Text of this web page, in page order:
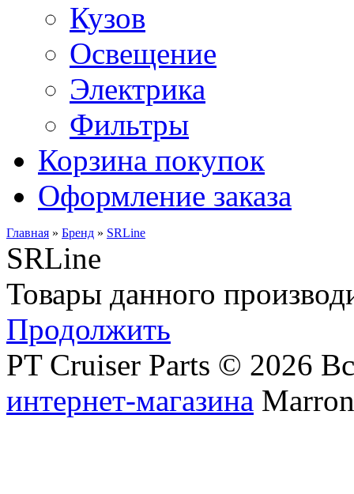
Кузов
Освещение
Электрика
Фильтры
Корзина покупок
Оформление заказа
Главная » Бренд » SRLine
SRLine
Товары данного
Продолжить
PT Cruiser Parts © 2026
интернет-магазина